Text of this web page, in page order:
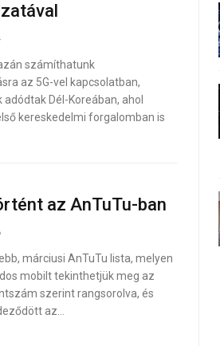
számíthatunk
az 5G-vel kapcsolatban,
Dél-Koreában, ahol
kereskedelmi forgalomban is
az AnTuTu-ban
márciusi AnTuTu lista, melyen
mobilt tekinthetjük meg az
szerint rangsorolva, és
az…